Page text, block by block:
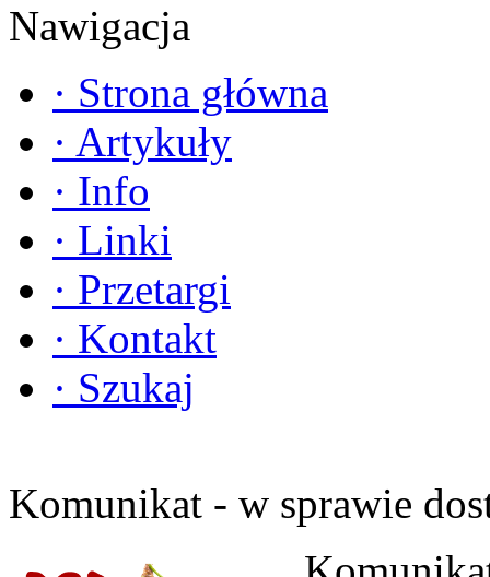
Nawigacja
· Strona główna
· Artykuły
· Info
· Linki
· Przetargi
· Kontakt
· Szukaj
Komunikat - w sprawie